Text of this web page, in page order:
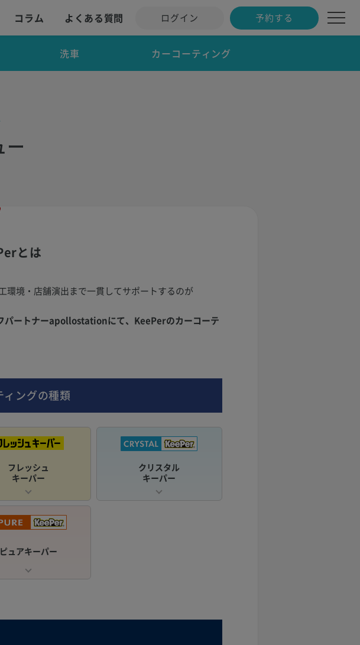
コラム よくある質問 ログイン 予約する
洗車 カーコーティング
ー
とは
環境・店舗演出まで一貫してサポートするのが
パートナーapollostationにて、KeePerのカーコーテ
ィングの種類
フレッシュ
キーパー
クリスタル
キーパー
ピュアキーパー